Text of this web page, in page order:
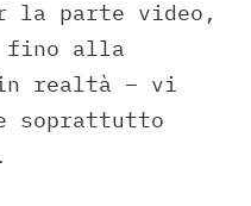
la parte video,
fino alla
in realtà – vi
soprattutto